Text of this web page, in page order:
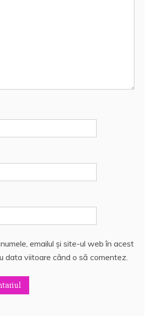
emailul și site-ul web în acest
data viitoare când o să comentez.